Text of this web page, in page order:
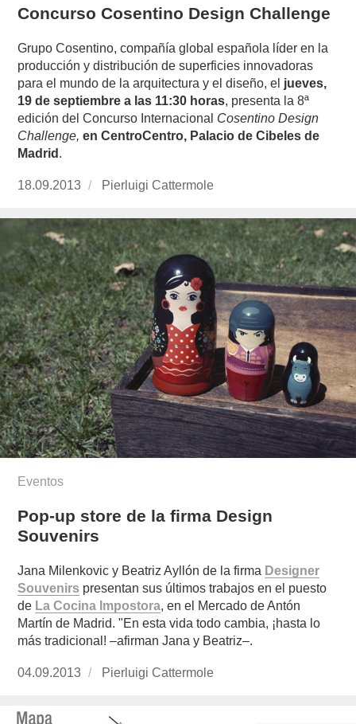
Concurso Cosentino Design Challenge
Grupo Cosentino, compañía global española líder en la
producción y distribución de superficies innovadoras
para el mundo de la arquitectura y el diseño, el jueves,
19 de septiembre a las 11:30 horas, presenta la 8ª
edición del Concurso Internacional Cosentino Design
Challenge, en CentroCentro, Palacio de Cibeles de
Madrid .
Publicado
18.09.2013
https://www.experimenta.es/author/pierluigi-
Pierluigi Cattermole
Eventos
Pop-up store de la firma Design
Souvenirs
Jana Milenkovic y Beatriz Ayllón de la firma Designer
Souvenirs presentan sus últimos trabajos en el puesto
de La Cocina Impostora, en el Mercado de Antón
Martín de Madrid. "En esta vida todo cambia, ¡hasta lo
más tradicional! –afirman Jana y Beatriz–.
Publicado
04.09.2013
https://www.experimenta.es/author/pierluigi-
Pierluigi Cattermole